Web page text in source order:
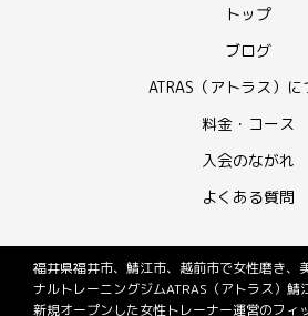
トップ
ブログ
ATRAS（アトラス）に
料金・コース
入会のながれ
よくある質問
福井県福井市、鯖江市、越前市で女性磨き、
ナルトレーニングジムATRAS（アトラス）鯖
新規オープンした女性トレーナー運営のフィ